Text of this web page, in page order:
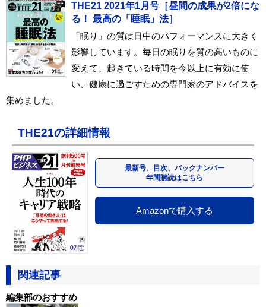
THE21 2021年1月号［昼間の成果が2倍にな
る！ 最高の「睡眠」法］
「眠り」の質は日中のパフォーマンスに大きく
影響しています。毎日の眠りを質の高いものに
変えて、起きている時間を今以上に有効に使
い、健康に過ごすための専門家のアドバイスを
集めました。
THE21の詳細情報
最新号、目次、バックナンバー
年間購読はこちら
Amazonで購入する
関連記事
編集部のおすすめ